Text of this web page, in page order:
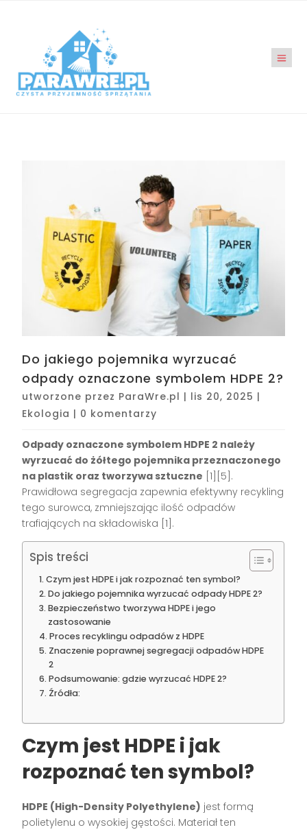
Do jakiego pojemnika wyrzucać
odpady oznaczone symbolem HDPE 2?
utworzone przez ParaWre.pl | lis 20, 2025 |
Ekologia | 0 komentarzy
Odpady oznaczone symbolem HDPE 2 należy
wyrzucać do żółtego pojemnika przeznaczonego
na plastik oraz tworzywa sztuczne [1][5].
Prawidłowa segregacja zapewnia efektywny recykling
tego surowca, zmniejszając ilość odpadów
trafiających na składowiska [1].
Spis treści
Czym jest HDPE i jak rozpoznać ten symbol?
Do jakiego pojemnika wyrzucać odpady HDPE 2?
Bezpieczeństwo tworzywa HDPE i jego
zastosowanie
Proces recyklingu odpadów z HDPE
Znaczenie poprawnej segregacji odpadów HDPE
2
Podsumowanie: gdzie wyrzucać HDPE 2?
Źródła:
Czym jest HDPE i jak
rozpoznać ten symbol?
HDPE (High-Density Polyethylene) jest formą
polietylenu o wysokiej gęstości. Materiał ten